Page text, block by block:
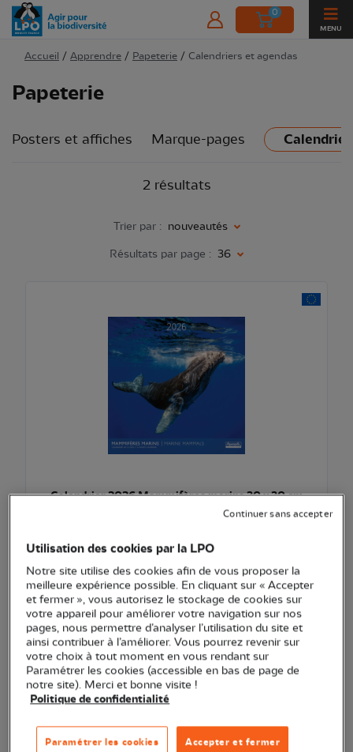
0
MENU
Accueil / Apprendre / Papeterie / Calendriers et agendas
Papeterie
Posters et affiches Marque-pages
2 résultats
Trier par : nouveautés
Résultats par page : 36
Calendrier 2026 Mammifères marins 30 x 30 cm
Voir l'article Ajouter au
Utilisation des cookies par la LPO
Notre site utilise des cookies afin de vous proposer la
meilleure expérience possible. En cliquant sur « Accepter
et fermer », vous autorisez le stockage de cookies sur
votre appareil pour améliorer votre navigation sur nos
pages, nous permettre d’analyser l’utilisation du site et
ainsi contribuer à l’améliorer. Vous pourrez revenir sur
votre choix à tout moment en vous rendant sur
Paramétrer les cookies (accessible en bas de page de
notre site). Merci et bonne visite !
Politique de confidentialité
Accepter et fermer
Paramétrer les cookies
Continuer sans accepter